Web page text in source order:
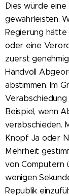
Dies würde
gewährleisten.
Regierung
oder eine
zuerst
Handvoll
abstimmen. Im
Beispiel, wenn
verabschieden.
Knopf Ja oder
Mehrheit
von Computern
wenigen
Republik